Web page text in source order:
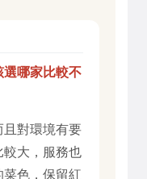
選哪家比較不
且對環境有要
較大，服務也
菜色，保留紅